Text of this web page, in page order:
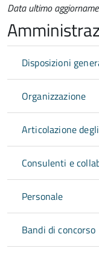
Data ultimo
Disposizioni
Organizzazione
Articolazione
Consulenti e
Personale
Bandi di concorso